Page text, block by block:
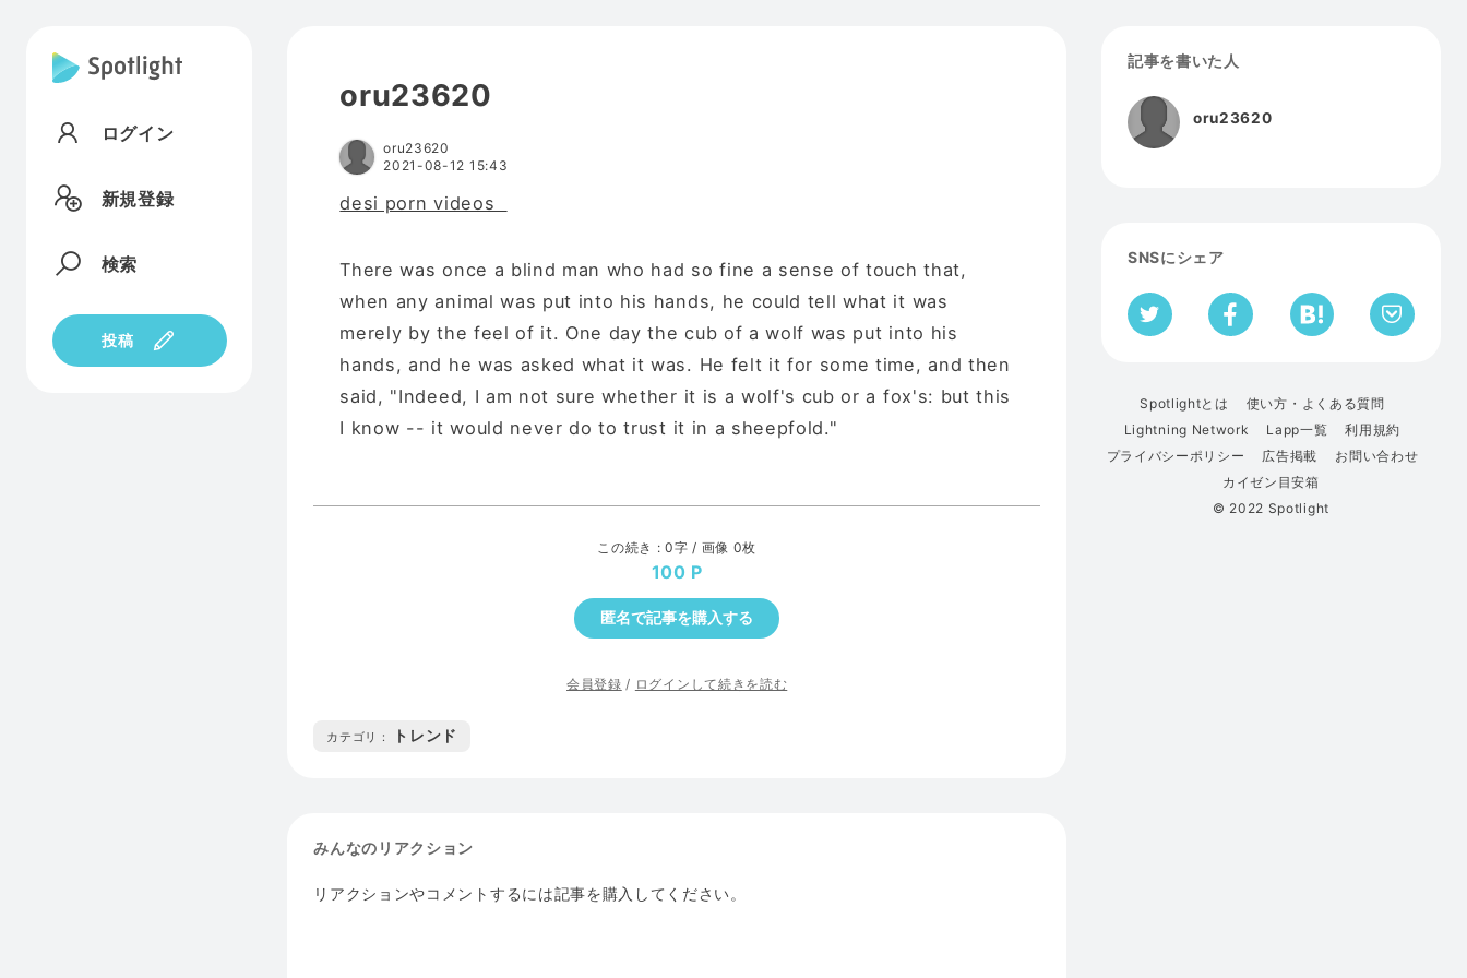
ログイン
新規登録
検索
投稿
oru23620
oru23620
2021-08-12 15:43
desi porn videos
There was once a blind man who had so fine a sense of touch that,
when any animal was put into his hands, he could tell what it was
merely by the feel of it. One day the cub of a wolf was put into his
hands, and he was asked what it was. He felt it for some time, and then
said, "Indeed, I am not sure whether it is a wolf's cub or a fox's: but this
I know -- it would never do to trust it in a sheepfold."
この続き : 0字 / 画像 0枚
100
匿名で記事を購入する
会員登録 / ログインして続きを読む
カテゴリ : トレンド
みんなのリアクション
リアクションやコメントするには記事を購入してください。
記事を書いた人
oru23620
SNSにシェア
Spotlightとは
使い方・よくある質問
Lightning Network
Lapp一覧
利用規約
プライバシーポリシー
広告掲載
お問い合わせ
カイゼン目安箱
© 2022 Spotlight